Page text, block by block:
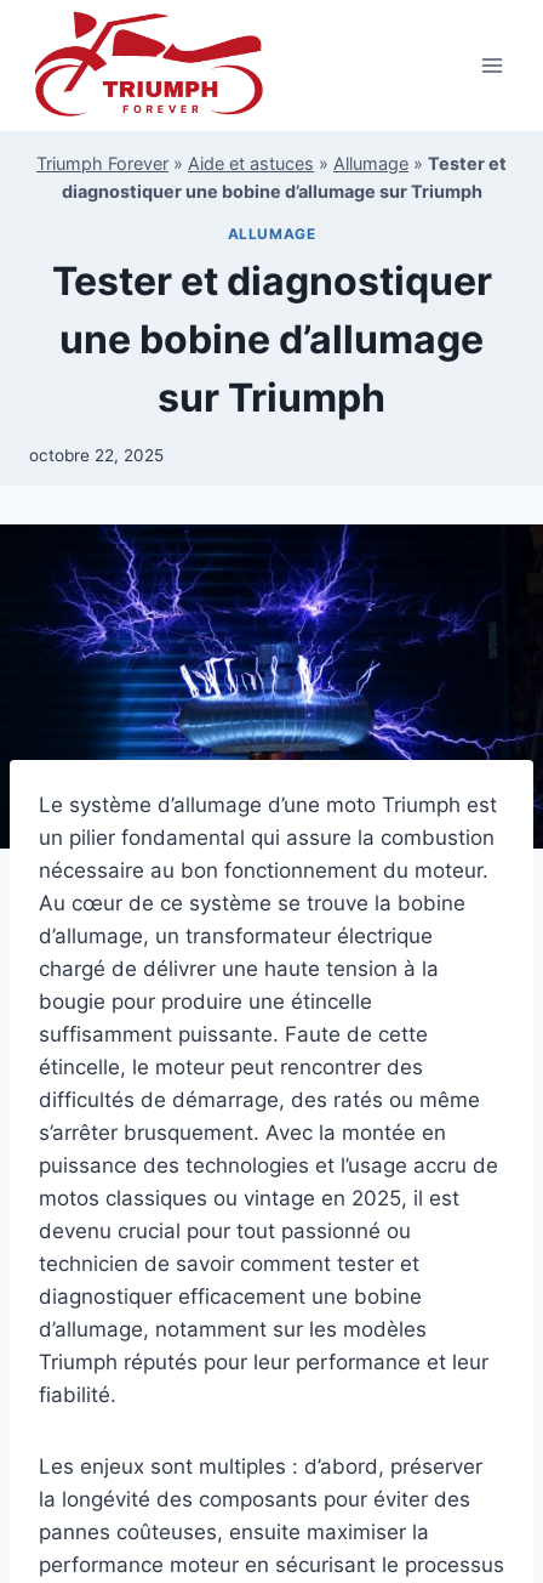
contenu
Triumph Forever » Aide et astuces » Allumage » Tester et
diagnostiquer une bobine d’allumage sur Triumph
ALLUMAGE
Tester et diagnostiquer
une bobine d’allumage
sur Triumph
octobre 22, 2025
Le système d’allumage d’une moto Triumph est
un pilier fondamental qui assure la combustion
nécessaire au bon fonctionnement du moteur.
Au cœur de ce système se trouve la bobine
d’allumage, un transformateur électrique
chargé de délivrer une haute tension à la
bougie pour produire une étincelle
suffisamment puissante. Faute de cette
étincelle, le moteur peut rencontrer des
difficultés de démarrage, des ratés ou même
s’arrêter brusquement. Avec la montée en
puissance des technologies et l’usage accru de
motos classiques ou vintage en 2025, il est
devenu crucial pour tout passionné ou
technicien de savoir comment tester et
diagnostiquer efficacement une bobine
d’allumage, notamment sur les modèles
Triumph réputés pour leur performance et leur
fiabilité.
Les enjeux sont multiples : d’abord, préserver
la longévité des composants pour éviter des
pannes coûteuses, ensuite maximiser la
performance moteur en sécurisant le processus